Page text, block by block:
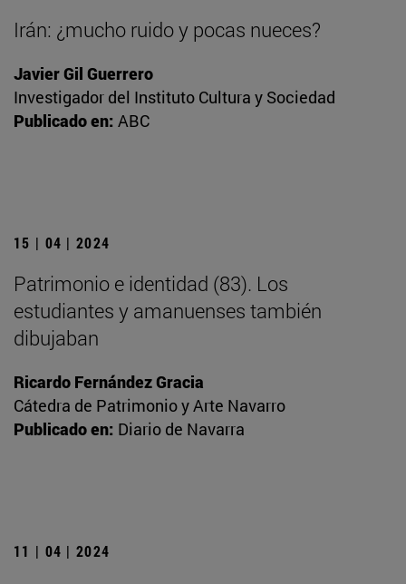
Irán: ¿mucho ruido y pocas nueces?
Javier Gil Guerrero
Investigador del Instituto Cultura y Sociedad
Publicado en: ABC
15 | 04 | 2024
Patrimonio e identidad (83). Los
estudiantes y amanuenses también
dibujaban
Ricardo Fernández Gracia
Cátedra de Patrimonio y Arte Navarro
Publicado en: Diario de Navarra
11 | 04 | 2024